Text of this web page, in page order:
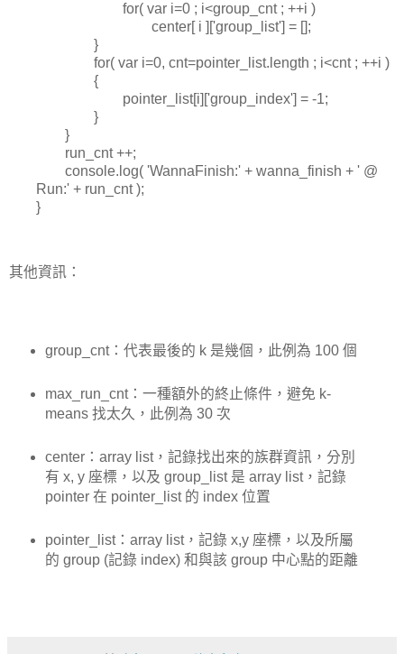
for( var i=0 ; i<group_cnt ; ++i )
center[ i ]['group_list'] = [];
}
for( var i=0, cnt=pointer_list.length ; i<cnt ; ++i )
{
pointer_list[i]['group_index'] = -1;
}
}
run_cnt ++;
console.log( 'WannaFinish:' + wanna_finish + ' @
Run:' + run_cnt );
}
其他資訊：
group_cnt：代表最後的 k 是幾個，此例為 100 個
max_run_cnt：一種額外的終止條件，避免 k-
means 找太久，此例為 30 次
center：array list，記錄找出來的族群資訊，分別
有 x, y 座標，以及 group_list 是 array list，記錄
pointer 在 pointer_list 的 index 位置
pointer_list：array list，記錄 x,y 座標，以及所屬
的 group (記錄 index) 和與該 group 中心點的距離